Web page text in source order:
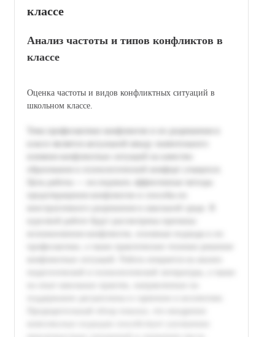
классе
Анализ частоты и типов конфликтов в
классе
Оценка частоты и видов конфликтных ситуаций в
школьном классе.